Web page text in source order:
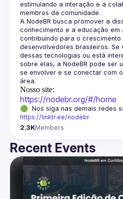
estimulando a interação e a
A NodeBR busca promover a
conhecimento e a educação em
contribuindo para o crescimento
desenvolvedores brasileiros. Se
dessas tecnologias ou está
sobre elas, a NodeBR pode ser
se envolver e se conectar com
Nosso site:
https://nodebr.org/#/home
https://linktr.ee/nodebr
2.3KMembers
Recent Events